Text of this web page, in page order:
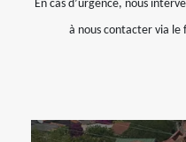
En cas d’urgence, nous
à nous contacter via le